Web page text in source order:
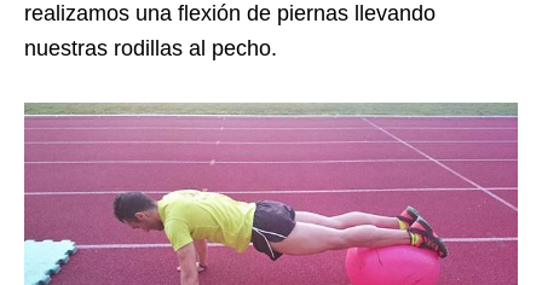
realizamos una flexión de piernas llevando
nuestras rodillas al pecho.